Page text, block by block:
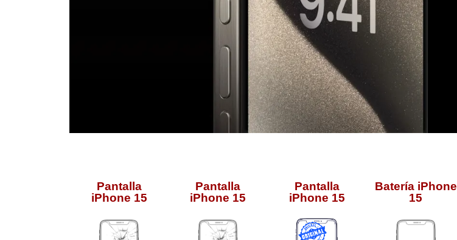
Pantalla
iPhone 15
Pantalla
iPhone 15
Pantalla
iPhone 15
Batería iPhone
15